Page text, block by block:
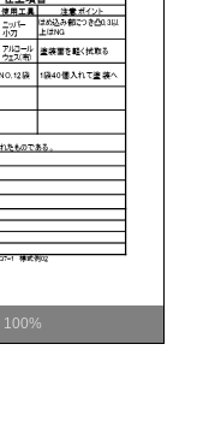
100%